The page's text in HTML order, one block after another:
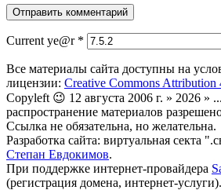
Current ye@r *
Все материалы сайта доступны на
лицензии: Creative Commons Attribution
Copyleft 😉 12 августа 2006 г. » 2026 »
распространение материалов
Ссылка не обязательна, но желательна.
Разработка сайта: виртуальная секта
Степан Евдокимов.
При поддержке интернет-провайдера
(регистрация домена, интернет-услуги).